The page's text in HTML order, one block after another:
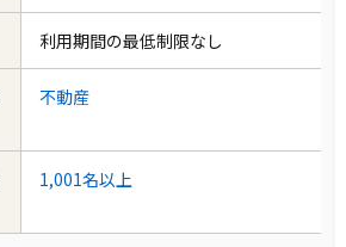
利用期間の最低制限なし
不動産
1,001名以上